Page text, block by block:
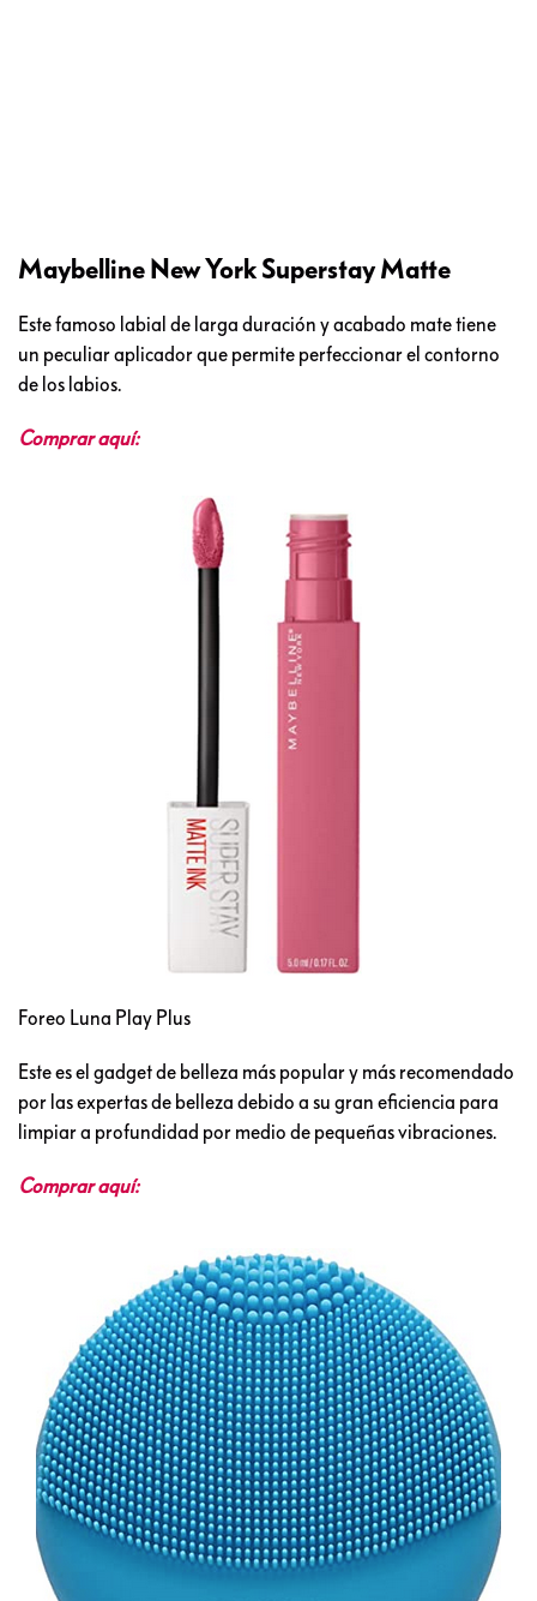
Maybelline New York Superstay Matte
Este famoso labial de larga duración y acabado mate tiene
un peculiar aplicador que permite perfeccionar el contorno
de los labios.
Comprar aquí:
Foreo Luna Play Plus
Este es el gadget de belleza más popular y más recomendado
por las expertas de belleza debido a su gran eficiencia para
limpiar a profundidad por medio de pequeñas vibraciones.
Comprar aquí: